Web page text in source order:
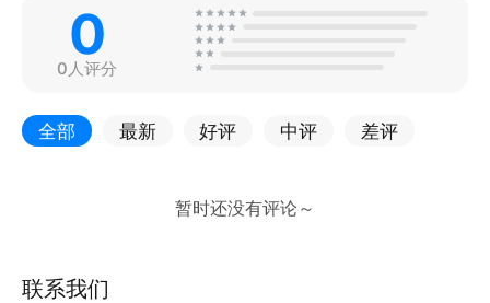
0
0人评分
全部 最新 好评 中评 差评
联系我们